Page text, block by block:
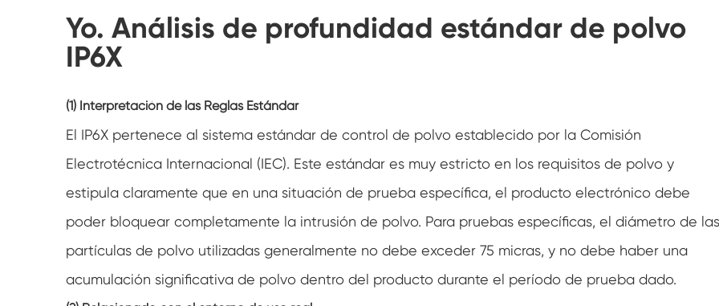
Cámara de temperatura constante
constante y humedad
Cámara de estabilidad de la prueba de
envejecimiento de la hidrólisis
Macha húmeda para cámara de prueba de
Cámara de humedad
Cámara de altitud
Yo. Análisis de profundidad estándar de polvo
IP6X
(1) Interpretación de las Reglas Estándar
El IP6X pertenece al sistema estándar de control de polvo establecido por la Comisión
Electrotécnica Internacional (IEC). Este estándar es muy estricto en los requisitos de polvo y
estipula claramente que en una situación de prueba específica, el producto electrónico debe
poder bloquear completamente la intrusión de polvo. Para pruebas específicas, el diámetro de las
partículas de polvo utilizadas generalmente no debe exceder 75 micras, y no debe haber una
acumulación significativa de polvo dentro del producto durante el período de prueba dado.